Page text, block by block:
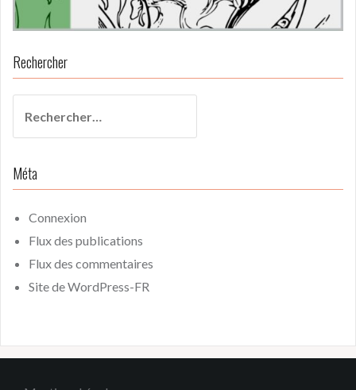
Rechercher
Méta
Connexion
Flux des publications
Flux des commentaires
Site de WordPress-FR